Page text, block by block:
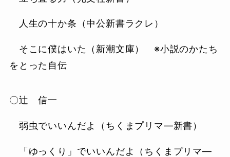
人生の十か条（中公新書ラクレ）
そこに僕はいた（新潮文庫） ※小説のかたち
をとった自伝
〇辻 信一
弱虫でいいんだよ（ちくまプリマ―新書）
「ゆっくり」でいいんだよ（ちくまプリマ―